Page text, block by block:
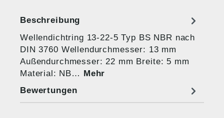
Beschreibung
Wellendichtring 13-22-5 Typ BS NBR nach
DIN 3760 Wellendurchmesser: 13 mm
Außendurchmesser: 22 mm Breite: 5 mm
Material: NB… Mehr
Bewertungen